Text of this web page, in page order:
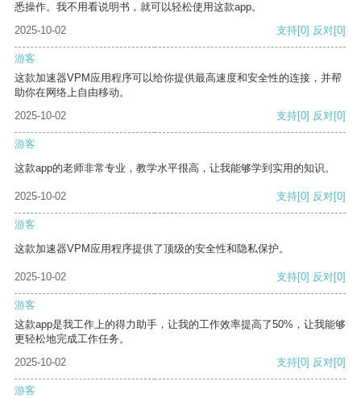
悉操作。我不用看说明书，就可以轻松使用这款app。
2025-10-02
支持[0] 反对[0]
游客
这款加速器VPM应用程序可以给你提供最高速度和安全性的连接，并帮
助你在网络上自由移动。
2025-10-02
支持[0] 反对[0]
游客
这款app的老师非常专业，教学水平很高，让我能够学到实用的知识。
2025-10-02 支持[0] 反对[0]
游客
这款加速器VPM应用程序提供了顶级的安全性和隐私保护。
2025-10-02 支持[0] 反对[0]
游客
这款app是我工作上的得力助手，让我的工作效率提高了50%，让我能够
更轻松地完成工作任务。
2025-10-02
支持[0] 反对[0]
游客